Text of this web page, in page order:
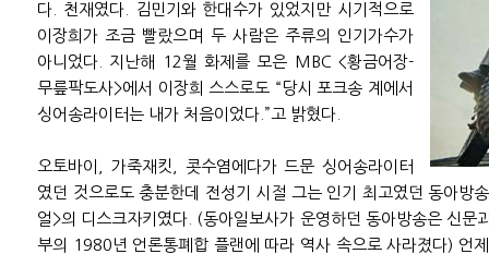
다. 천재였다. 김민기와 한대수가 있었지만 시기적으로
이장희가 조금 빨랐으며 두 사람은 주류의 인기가수가
아니었다. 지난해 12월 화제를 모은 MBC <황금어장-
무릎팍도사>에서 이장희 스스로도 “당시 포크송 계에서
싱어송라이터는 내가 처음이었다.”고 밝혔다.
오토바이, 가죽재킷, 콧수염에다가 드문 싱어송라이터
였던 것으로도 충분한데 전성기 시절 그는 인기 최고였던 동아방
얼>의 디스크자키였다. (동아일보사가 운영하던 동아방송은 신문
부의 1980년 언론통폐합 플랜에 따라 역사 속으로 사라졌다) 언